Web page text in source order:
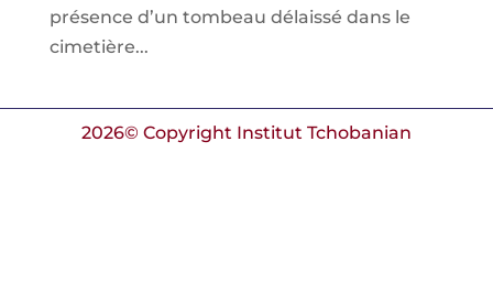
présence d’un tombeau délaissé dans le
cimetière...
2026© Copyright Institut Tchobanian